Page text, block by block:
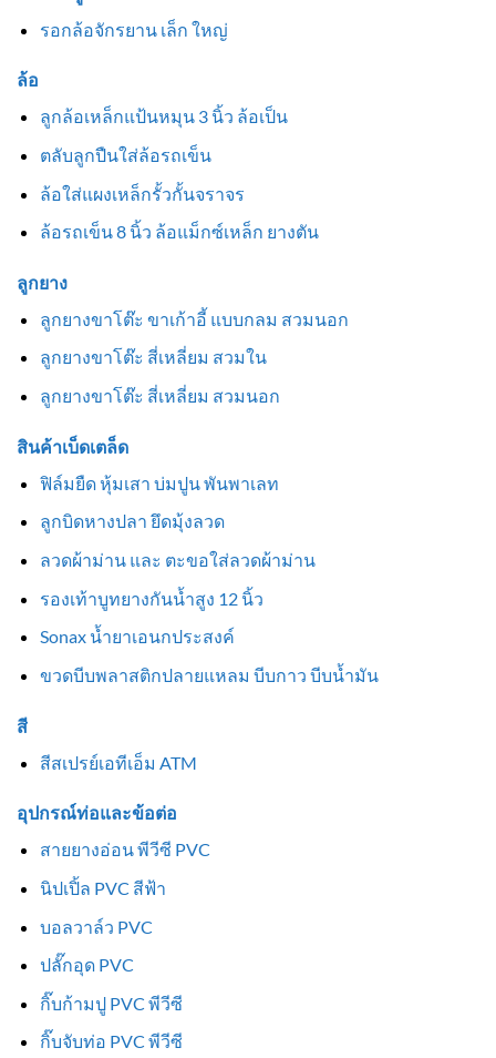
รอกล้อจักรยาน เล็ก ใหญ่
ล้อ
ลูกล้อเหล็กแป้นหมุน 3 นิ้ว ล้อเป็น
ตลับลูกปืนใส่ล้อรถเข็น
ล้อใส่แผงเหล็กรั้วกั้นจราจร
ล้อรถเข็น 8 นิ้ว ล้อแม็กซ์เหล็ก ยางตัน
ลูกยาง
ลูกยางขาโต๊ะ ขาเก้าอี้ แบบกลม สวมนอก
ลูกยางขาโต๊ะ สี่เหลี่ยม สวมใน
ลูกยางขาโต๊ะ สี่เหลี่ยม สวมนอก
สินค้าเบ็ดเตล็ด
ฟิล์มยืด หุ้มเสา บ่มปูน พันพาเลท
ลูกบิดหางปลา ยึดมุ้งลวด
ลวดผ้าม่าน และ ตะขอใส่ลวดผ้าม่าน
รองเท้าบูทยางกันน้ำสูง 12 นิ้ว
Sonax น้ำยาเอนกประสงค์
ขวดบีบพลาสติกปลายแหลม บีบกาว บีบน้ำมัน
สี
สีสเปรย์เอทีเอ็ม ATM
อุปกรณ์ท่อและข้อต่อ
สายยางอ่อน พีวีซี PVC
นิปเปิ้ล PVC สีฟ้า
บอลวาล์ว PVC
ปลั๊กอุด PVC
กิ๊บก้ามปู PVC พีวีซี
กิ๊บจับท่อ PVC พีวีซี